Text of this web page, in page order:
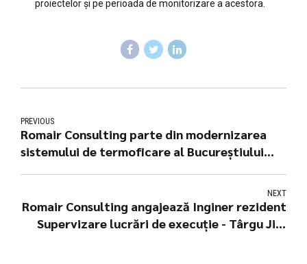
proiectelor și pe perioada de monitorizare a acestora.
PREVIOUS
Romair Consulting parte din modernizarea
sistemului de termoficare al Bucureştiului
NEXT
Romair Consulting angajează Inginer rezident
Supervizare lucrări de execuție - Târgu Jiu,